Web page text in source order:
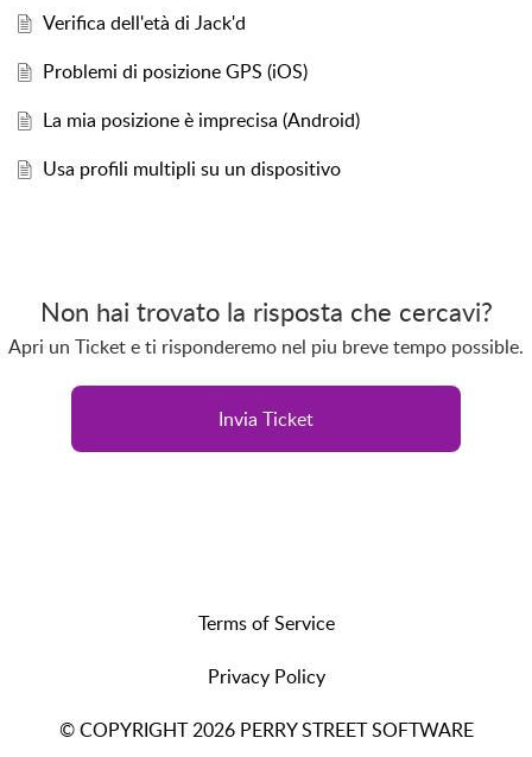
Verifica dell'età di Jack'd
Problemi di posizione GPS (iOS)
La mia posizione è imprecisa (Android)
Usa profili multipli su un dispositivo
Non hai trovato la risposta che cercavi?
Apri un Ticket e ti risponderemo nel piu breve tempo possible.
Invia Ticket
Terms of Service
Privacy Policy
© COPYRIGHT 2026 PERRY STREET SOFTWARE